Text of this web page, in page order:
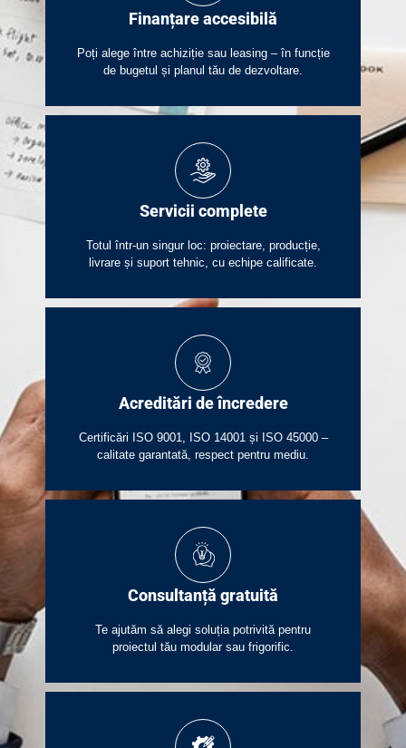
Finanțare accesibilă
Poți alege între achiziție sau leasing – în funcție
de bugetul și planul tău de dezvoltare.
Servicii complete​
Totul într-un singur loc: proiectare, producție,
livrare și suport tehnic, cu echipe calificate.
Acreditări de încredere
Certificări ISO 9001, ISO 14001 și ISO 45000 –
calitate garantată, respect pentru mediu.
Consultanță gratuită
Te ajutăm să alegi soluția potrivită pentru
proiectul tău modular sau frigorific.